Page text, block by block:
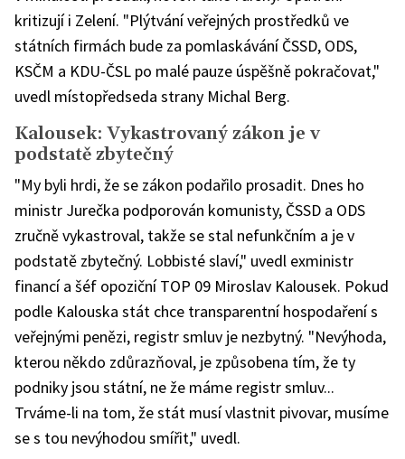
kritizují i Zelení. "Plýtvání veřejných prostředků ve
státních firmách bude za pomlaskávání ČSSD, ODS,
KSČM a KDU-ČSL po malé pauze úspěšně pokračovat,"
uvedl místopředseda strany Michal Berg.
Kalousek: Vykastrovaný zákon je v
podstatě zbytečný
"My byli hrdi, že se zákon podařilo prosadit. Dnes ho
ministr Jurečka podporován komunisty, ČSSD a ODS
zručně vykastroval, takže se stal nefunkčním a je v
podstatě zbytečný. Lobbisté slaví," uvedl exministr
financí a šéf opoziční TOP 09 Miroslav Kalousek. Pokud
podle Kalouska stát chce transparentní hospodaření s
veřejnými penězi, registr smluv je nezbytný. "Nevýhoda,
kterou někdo zdůrazňoval, je způsobena tím, že ty
podniky jsou státní, ne že máme registr smluv...
Trváme-li na tom, že stát musí vlastnit pivovar, musíme
se s tou nevýhodou smířit," uvedl.